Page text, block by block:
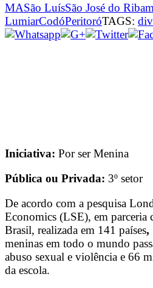
MASão LuísSão José do
LumiarCodóPeritoróTAGS:
Iniciativa: Por ser Menina
Pública ou Privada: 3º setor
De acordo com a pesquisa
Economics (LSE), em parceria
Brasil, realizada em 141 países,
meninas em todo o mundo
abuso sexual e violência e 66
da escola.